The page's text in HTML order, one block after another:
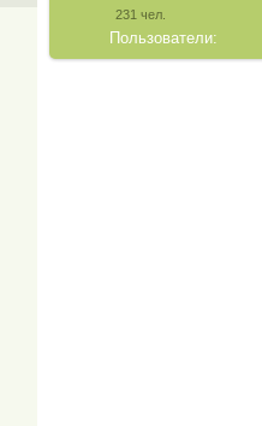
231 чел.
Пользователи: